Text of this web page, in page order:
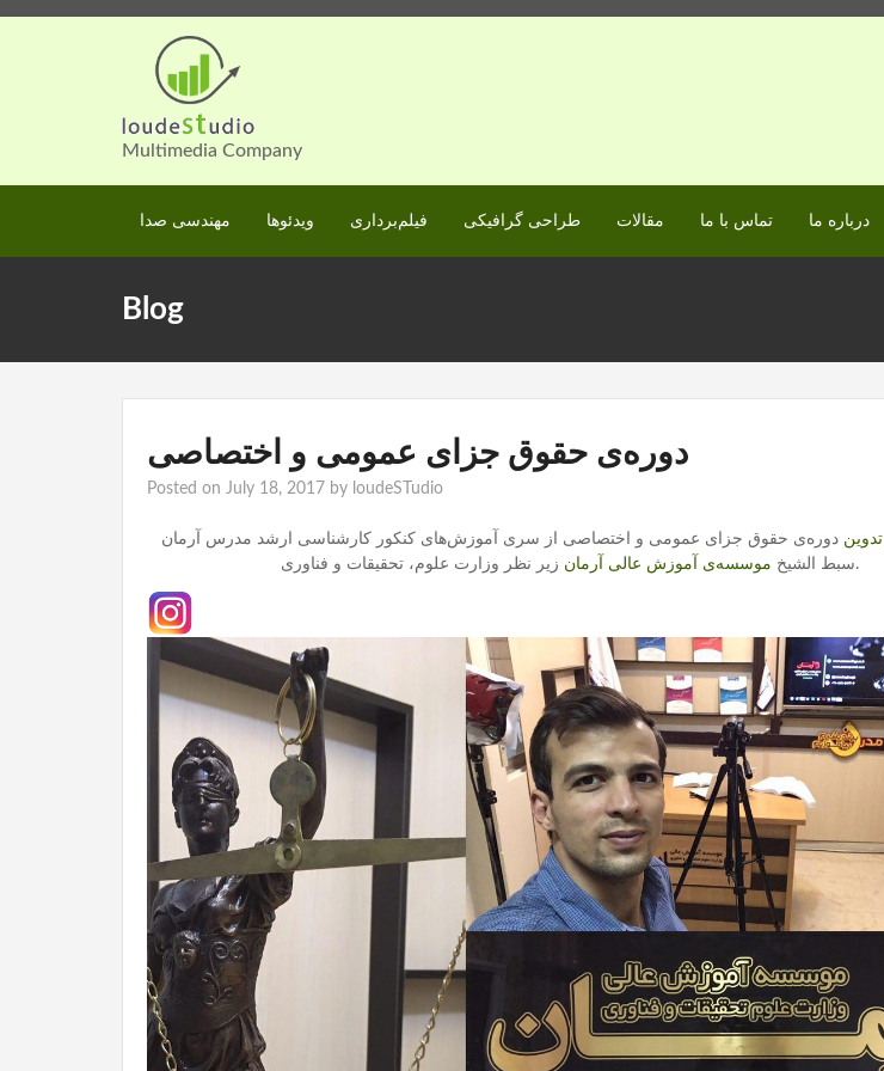
Multimedia Company
مهندسی صدا ویدئوها فیلم‌برداری طراحی گرافیکی مقالات تماس با ما درباره ما
Blog
دوره‌ی حقوق جزای عمومی و اختصاصی
Posted on July 18, 2017 by loudeSTudio
تدوین دوره‌ی حقوق جزای عمومی و اختصاصی از سری آموزش‌های کنکور کارشناسی ارشد مدرس آرمان
سبط‌‌ الشیخ موسسه‌ی آموزش عالی آرمان زیر نظر وزارت علوم، تحقیقات و فناوری.